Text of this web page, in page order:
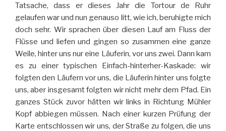
Tatsache, dass er dieses Jahr die Tortour de Ruhr
gelaufen war und nun genauso litt, wie ich, beruhigte mich
doch sehr. Wir sprachen über diesen Lauf am Fluss der
Flüsse und liefen und gingen so zusammen eine ganze
Weile, hinter uns nur eine Läuferin, vor uns zwei. Dann kam
es zu einer typischen Einfach-hinterher-Kaskade: wir
folgten den Läufern vor uns, die Läuferin hinter uns folgte
uns, aber insgesamt folgten wir nicht mehr dem Pfad. Ein
ganzes Stück zuvor hätten wir links in Richtung Mühler
Kopf abbiegen müssen. Nach einer kurzen Prüfung der
Karte entschlossen wir uns, der Straße zu folgen, die uns